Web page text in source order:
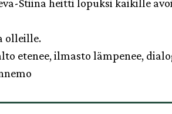
Stiina heitti lopuksi kaikille
olleille.
etenee, ilmasto lämpenee,